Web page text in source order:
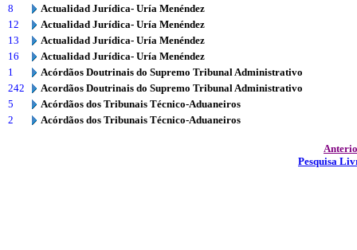
8
Actualidad Jurídica- Uría Menéndez
12
Actualidad Jurídica- Uría Menéndez
13
Actualidad Jurídica- Uría Menéndez
16
Actualidad Jurídica- Uría Menéndez
1
Acórdãos Doutrinais do Supremo Tribunal Administrativo
242
Acordãos Doutrinais do Supremo Tribunal Administrativo
5
Acórdãos dos Tribunais Técnico-Aduaneiros
2
Acórdãos dos Tribunais Técnico-Aduaneiros
Pesquisa